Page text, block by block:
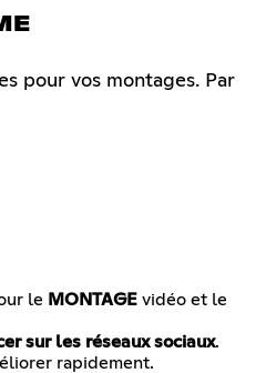
pour vos montages. Par
le MONTAGE vidéo et le
sur les réseaux sociaux.
rapidement.